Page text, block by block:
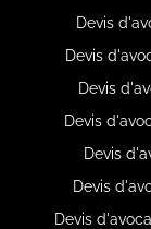
Devis
Devis
Devis
Devis
Devis
Devis
Devis